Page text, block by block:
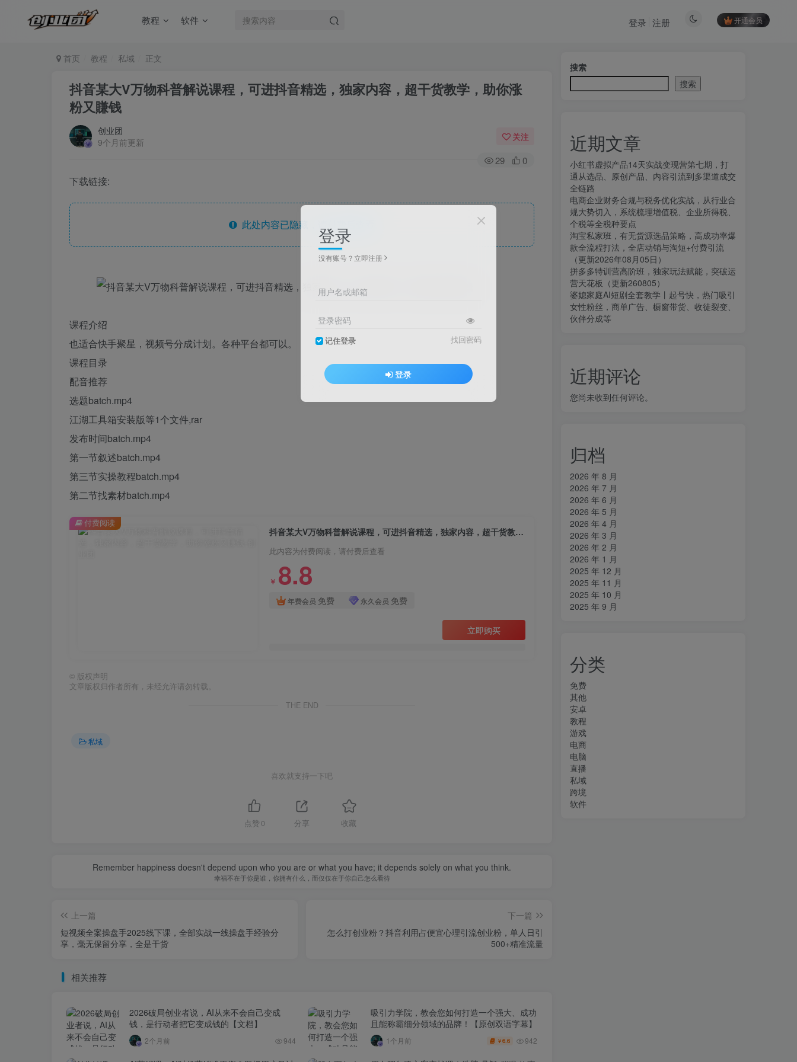
教程 软件 开通会员
登录 注册
首页 教程 私域 正文
抖音某大V万物科普解说课程，可进抖音精选，独家内容，超干货教学，助你涨
粉又賺钱
创业团
9个月前更新
关注
29 0
下载链接:
此处内容已隐藏，请付费后查看
课程介绍
也适合快手聚星，视频号分成计划。各种平台都可以。
课程目录
配音推荐
选题batch.mp4
江湖工具箱安装版等1个文件,rar
发布时间batch.mp4
第一节叙述batch.mp4
第三节实操教程batch.mp4
第二节找素材batch.mp4
抖音某大V万物科普解说课程，可进抖音精选，独家内容，超干货教学，助你涨粉又賺钱
此内容为付费阅读，请付费后查看
￥ 8.8
年费会员 免费 永久会员 免费
立即购买
付费阅读
© 版权声明
文章版权归作者所有，未经允许请勿转载。
THE END
私域
喜欢就支持一下吧
点赞 0 分享 收藏
Remember happiness doesn't depend upon who you are or what you have; it depends solely on what you think.
幸福不在于你是谁，你拥有什么，而仅仅在于你自己怎么看待
上一篇
短视频全案操盘手2025线下课，全部实战一线操盘手经验分
享，毫无保留分享，全是干货
下一篇
怎么打创业粉？抖音利用占便宜心理引流创业粉，单人日引
500+精准流量
相关推荐
2026破局创业者说，AI从来不会自己变成
钱，是行动者把它变成钱的【文档】
2个月前 944
吸引力学院，教会您如何打造一个强大、成功
且能称霸细分领域的品牌！【原创双语字幕】
1个月前 ￥6.6 942
搜索
搜索
近期文章
小红书虚拟产品14天实战变现营第七期，打
通从选品、原创产品、内容引流到多渠道成交
全链路
电商企业财务合规与税务优化实战，从行业合
规大势切入，系统梳理增值税、企业所得税、
个税等全税种要点
淘宝私家班，有无货源选品策略，高成功率爆
款全流程打法，全店动销与淘短+付费引流
（更新2026年08月05日）
拼多多特训营高阶班，独家玩法赋能，突破运
营天花板（更新260805）
婆媳家庭AI短剧全套教学丨起号快，热门吸引
女性粉丝，商单广告、橱窗带货、收徒裂变、
伙伴分成等
近期评论
您尚未收到任何评论。
归档
2026 年 8 月
2026 年 7 月
2026 年 6 月
2026 年 5 月
2026 年 4 月
2026 年 3 月
2026 年 2 月
2026 年 1 月
2025 年 12 月
2025 年 11 月
2025 年 10 月
2025 年 9 月
分类
免费
其他
安卓
教程
游戏
电商
电脑
直播
私域
跨境
软件
登录
没有账号？立即注册
用户名或邮箱
登录密码
记住登录 找回密码
登录